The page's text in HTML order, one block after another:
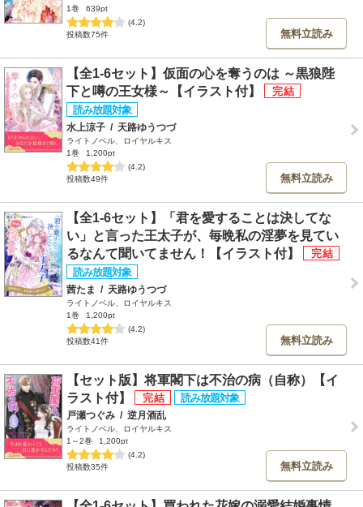
1巻
639pt
(4.2)
投稿数75件
無料立読み
【全1-6セット】仮面の心を奪うのは ～黒狼陛
下と噂の王女様～【イラスト付】
水上涼子 / 天路ゆうつづ
ライトノベル、ロイヤルキス
1巻
1,200pt
(4.2)
投稿数49件
無料立読み
【全1-6セット】「君を愛することは決してな
い」と言った王太子が、毎晩私の淫夢を見てい
るなんて聞いてません！【イラスト付】
茜たま / 天路ゆうつづ
ライトノベル、ロイヤルキス
1巻
1,200pt
(4.2)
投稿数41件
無料立読み
【セット版】将軍閣下は不治の病（自称）【イ
ラスト付】
戸瀬つぐみ / 逆月酒乱
ライトノベル、ロイヤルキス
1～2巻
1,200pt
(4.2)
投稿数35件
無料立読み